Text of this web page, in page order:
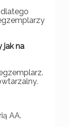
dlatego
jak na
AA.